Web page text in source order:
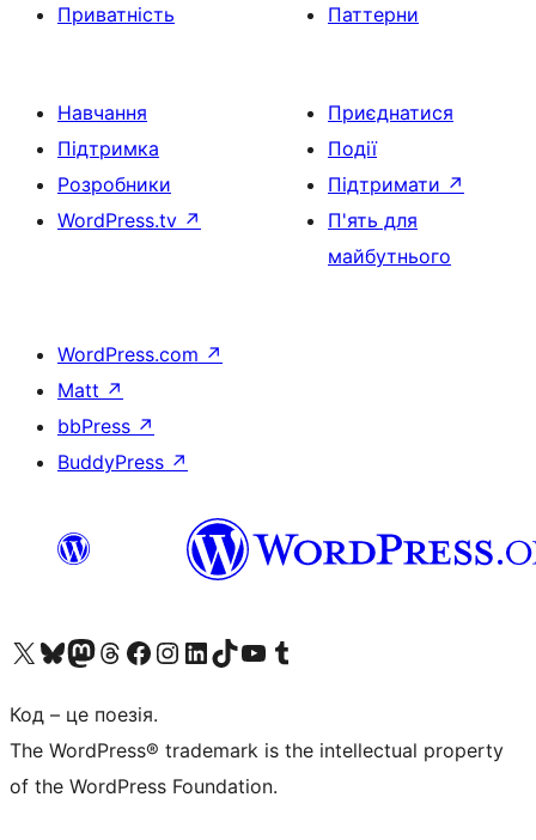
Приватність
Паттерни
Навчання
Підтримка
Розробники
WordPress.tv ↗
Приєднатися
Події
Підтримати ↗
П'ять для
майбутнього
WordPress.com ↗
Matt ↗
bbPress ↗
BuddyPress ↗
Visit our X (formerly Twitter) account
Visit our Bluesky account
Завітайте до нашої стрічки в Mastodon
Visit our Threads account
Завітайте на нашу сторінку в Facebook
Visit our Instagram account
Visit our LinkedIn account
Visit our TikTok account
Visit our YouTube channel
Visit our Tumblr account
Код – це поезія.
The WordPress® trademark is the intellectual property
of the WordPress Foundation.